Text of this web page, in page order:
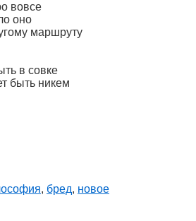
вовсе
оно
маршруту
в совке
быть никем
, бред, новое